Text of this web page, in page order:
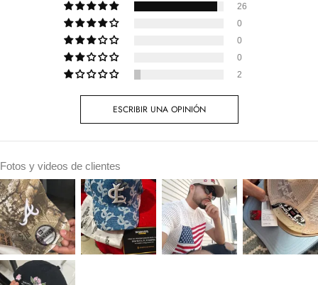
26
0
0
0
2
ESCRIBIR UNA OPINIÓN
Fotos y videos de clientes